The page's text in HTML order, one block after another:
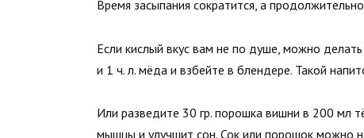
Время засыпания сократится, а
Если кислый вкус вам не по душе, можно
и 1 ч. л. мёда и взбейте в блендере. Такой
Или разведите 30 гр. порошка вишни в 200 мл
мышцы и улучшит сон. Сок или порошок можно